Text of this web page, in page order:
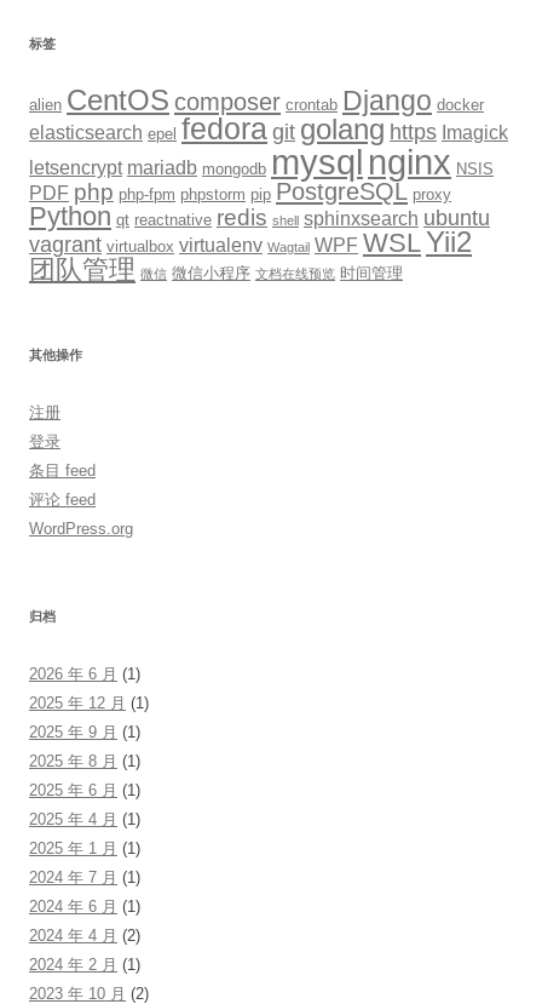
标签
alien CentOS composer crontab Django docker
elasticsearch epel fedora git golang https Imagick
letsencrypt mariadb mongodb mysql nginx NSIS
PDF php php-fpm phpstorm pip PostgreSQL proxy
Python qt reactnative redis shell sphinxsearch ubuntu
vagrant virtualbox virtualenv Wagtail WPF WSLYii2
团队管理 微信 微信小程序 文档在线预览 时间管理
其他操作
注册
登录
条目 feed
评论 feed
WordPress.org
归档
2026 年 6 月 (1)
2025 年 12 月 (1)
2025 年 9 月 (1)
2025 年 8 月 (1)
2025 年 6 月 (1)
2025 年 4 月 (1)
2025 年 1 月 (1)
2024 年 7 月 (1)
2024 年 6 月 (1)
2024 年 4 月 (2)
2024 年 2 月 (1)
2023 年 10 月 (2)